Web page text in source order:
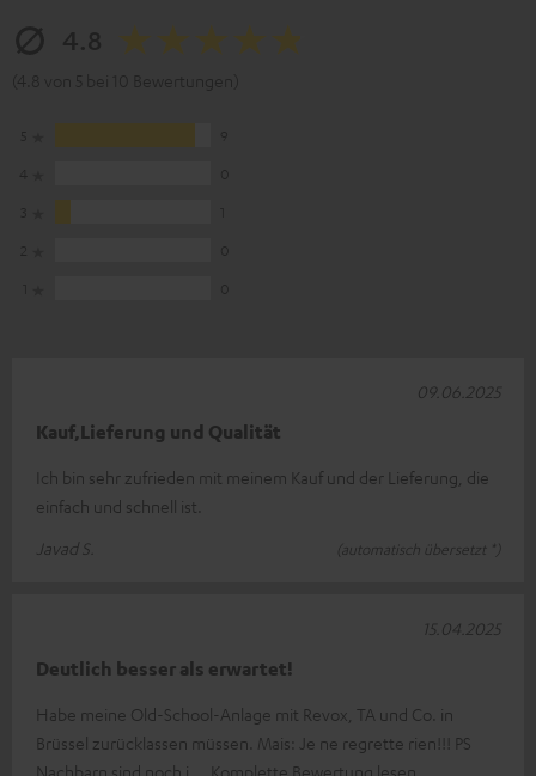
Kauf,Lieferung und Qualität
Ich bin sehr zufrieden mit meinem Kauf und der Lieferung, die
einfach und schnell ist.
Javad S.
(automatisch übersetzt *)
09.06.2025
Deutlich besser als erwartet!
Habe meine Old-School-Anlage mit Revox, TA und Co. in
Brüssel zurücklassen müssen. Mais: Je ne regrette rien!!! PS
Nachbarn sind noch i
Komplette Bewertung lesen
15.04.2025